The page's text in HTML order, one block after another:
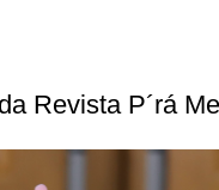
Revista P´rá